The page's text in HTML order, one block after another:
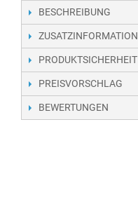
BESCHREIBUNG
ZUSATZINFORMATION
PRODUKTSICHERHEIT
PREISVORSCHLAG
BEWERTUNGEN